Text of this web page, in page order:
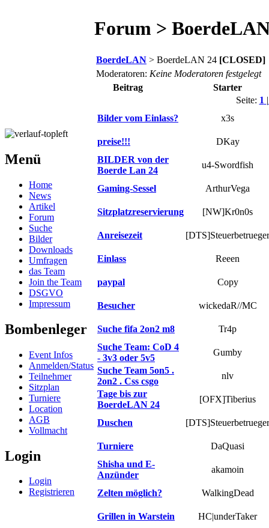
Menü
Home
News
Artikel
Forum
Suche
Bilder
Downloads
Umfragen
das Team
Join the Team
DSGVO
Impressum
Bombenleger
Event Infos
Anmelden/Status
Teilnehmer
Sitzplan
Turniere
Location
AGB
Vollmacht
Login
Login
Registrieren
Forum >
BoerdeLAN > BoerdeLAN 24 [CLOSED]
Moderatoren: Keine Moderatoren festgelegt
Beitrag
Starter
Seite: 1 |
Bilder vom Einlass?
x3s
preise!!!
DKay
BILDER von der
Boerde Lan 24
u4-Swordfish
Gaming-Sessel ArthurVega
Sitzplatzreservierung [NW]Kr0n0s
Anreisezeit [DTS]Steuerbetrueger
Einlass Reeen
paypal Copy
Besucher wickedaR//MC
Suche fifa 2on2 m8
Tr4p
Suche Team: CoD 4
- 3v3 oder 5v5
Gumby
Suche Team 5on5 .
2on2 . Css csgo
nlv
Tage bis zur
BoerdeLAN 24
[OFX]Tiberius
Duschen [DTS]Steuerbetrueger
Turniere
DaQuasi
Shisha und E-
Anzünder
akamoin
Zelten möglich? WalkingDead
Grillen in Warstein
HC|underTaker